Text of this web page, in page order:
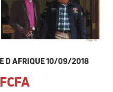
D AFRIQUE 10/09/2018